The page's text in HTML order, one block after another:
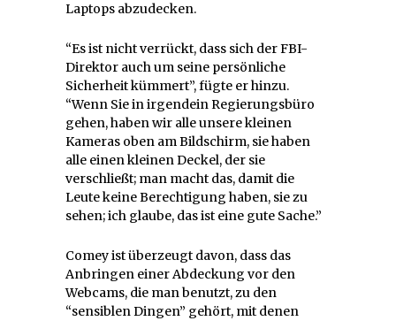
Laptops abzudecken.
“Es ist nicht verrückt, dass sich der FBI-
Direktor auch um seine persönliche
Sicherheit kümmert”, fügte er hinzu.
“Wenn Sie in irgendein Regierungsbüro
gehen, haben wir alle unsere kleinen
Kameras oben am Bildschirm, sie haben
alle einen kleinen Deckel, der sie
verschließt; man macht das, damit die
Leute keine Berechtigung haben, sie zu
sehen; ich glaube, das ist eine gute Sache.”
Comey ist überzeugt davon, dass das
Anbringen einer Abdeckung vor den
Webcams, die man benutzt, zu den
“sensiblen Dingen” gehört, mit denen